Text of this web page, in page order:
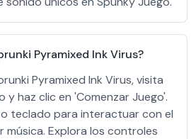
Pyramixed Ink Virus?
Pyramixed Ink Virus, visita
y haz clic en 'Comenzar Juego'.
teclado para interactuar con el
música. Explora los controles